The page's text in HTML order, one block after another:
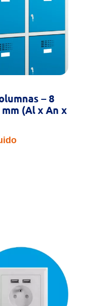
– 8
(Al x An x